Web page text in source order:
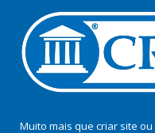
Muito mais que criar site ou